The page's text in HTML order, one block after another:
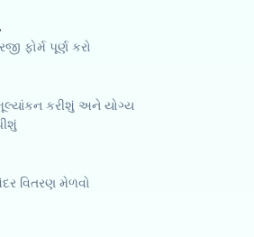
ફોર્મ પૂર્ણ કરો
કરીશું અને યોગ્ય
વિતરણ મેળવો